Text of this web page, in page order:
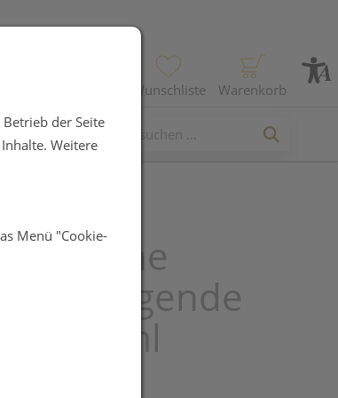
Wunschliste Warenkorb
Beruhigende
20ml
der Seite
Weitere
Menü "Cookie-